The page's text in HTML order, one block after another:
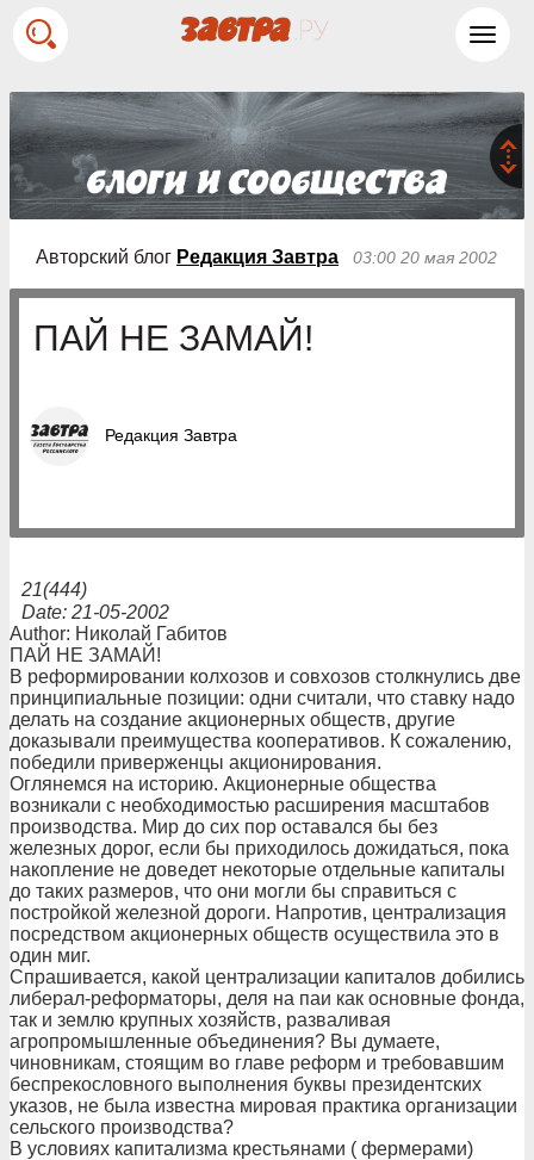
Авторский блог Редакция Завтра 03:00 20 мая 2002
ПАЙ НЕ ЗАМАЙ!
Редакция Завтра
21(444)
Date: 21-05-2002
Author: Николай Габитов
ПАЙ НЕ ЗАМАЙ!
В реформировании колхозов и совхозов столкнулись две
принципиальные позиции: одни считали, что ставку надо
делать на создание акционерных обществ, другие
доказывали преимущества кооперативов. К сожалению,
победили приверженцы акционирования.
Оглянемся на историю. Акционерные общества
возникали с необходимостью расширения масштабов
производства. Мир до сих пор оставался бы без
железных дорог, если бы приходилось дожидаться, пока
накопление не доведет некоторые отдельные капиталы
до таких размеров, что они могли бы справиться с
постройкой железной дороги. Напротив, централизация
посредством акционерных обществ осуществила это в
один миг.
Спрашивается, какой централизации капиталов добились
либерал-реформаторы, деля на паи как основные фонда,
так и землю крупных хозяйств, разваливая
агропромышленные объединения? Вы думаете,
чиновникам, стоящим во главе реформ и требовавшим
беспрекословного выполнения буквы президентских
указов, не была известна мировая практика организации
сельского производства?
В условиях капитализма крестьянами ( фермерами)